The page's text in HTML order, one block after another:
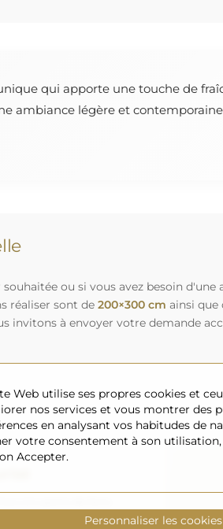
qui apporte une touche de
ambiance légère et
ou si vous avez besoin
réaliser sont de 200×300 cm ainsi que
invitons à envoyer votre demande
occupons de faire
en toute sécurité
Web utilise ses propres cookies et
nos services et vous montrer des
en analysant vos habitudes de
votre consentement à son utilisation,
Accepter.
Personnaliser les cookies